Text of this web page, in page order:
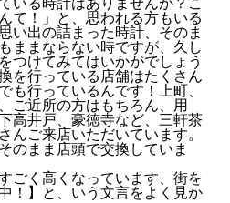
て！」と、思われる方もいる
い出の詰まった時計、そのま
ままならない時ですが、久し
つけてみてはいかがでしょう
を行っている店舗はたくさん
も行っているんです！上町、
ご近所の方はもちろん、用
高井戸、豪徳寺など、三軒茶
んご来店いただいています。
のまま店頭で交換していま
ごく高くなっています、街を
】と、いう文言をよく見か